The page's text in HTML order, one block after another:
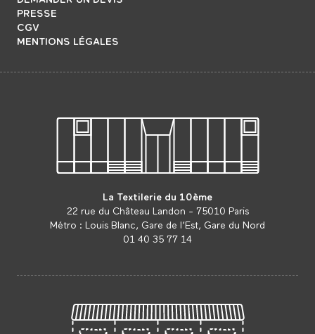
PRESSE
CGV
MENTIONS LÉGALES
La Textilerie du 10ème
22 rue du Château Landon - 75010 Paris
Métro : Louis Blanc, Gare de l’Est, Gare du Nord
01 40 35 77 14